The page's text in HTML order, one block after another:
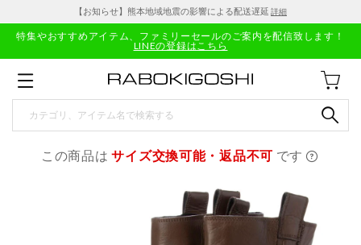
【お知らせ】熊本地域地震の影響による配送遅延 詳細
特集やおすすめアイテム、ファミリーセールのご案内を配信致します！
LINEの登録はこちら
この商品はサイズ交換可能・返品不可 です